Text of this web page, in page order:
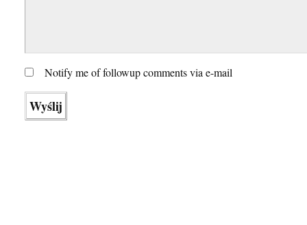
Notify me of followup comments via e-mail